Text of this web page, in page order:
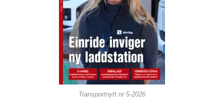
Transportnytt nr 5-2026